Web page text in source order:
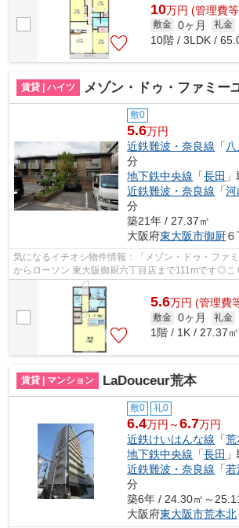
10万円 (管理費
敷金 0ヶ月 礼金
10階 / 3LDK /
賃貸 | ハイツ メゾン・ドゥ・ファミー
敷0
5.6万円
近鉄難波・奈良線 「
分
地下鉄中央線 「長田
近鉄難波・奈良線 「河
分
築21年 / 27.37㎡
大阪府東大阪市御厨
気になるイチオシ物件情報：「メゾン・ドゥ・ファ
からローソン 東大阪御厨六丁目店まで111mです◎こ
ドでお支払いいただける物件なので、支払...
5.6万円 (管理費
敷金 0ヶ月 礼金
1階 / 1K / 27.37㎡
賃貸 | マンション LaDouceur荒本
敷0 礼0
6.4万円～6.7万円
近鉄けいはんな線 「荒
地下鉄中央線 「長田
近鉄難波・奈良線 「若
分
築6年 / 24.30㎡～
大阪府東大阪市荒本北